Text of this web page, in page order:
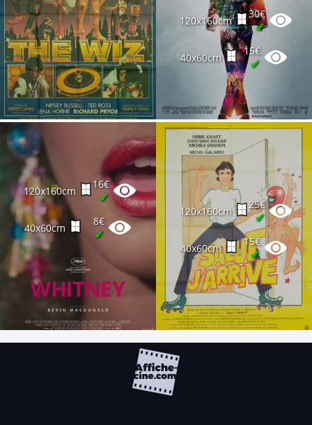
120x160cm
30€
✔
40x60cm
15€
✔
120x160cm
16€
✔
40x60cm
8€
✔
120x160cm
25€
✔
40x60cm
15€
✔